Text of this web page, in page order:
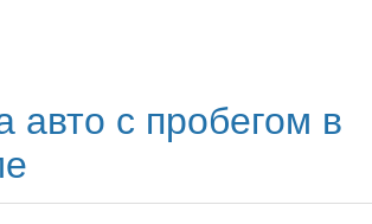
авто с пробегом в